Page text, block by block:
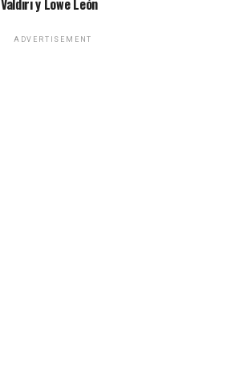
Valdiri y Lowe León
ADVERTISEMENT